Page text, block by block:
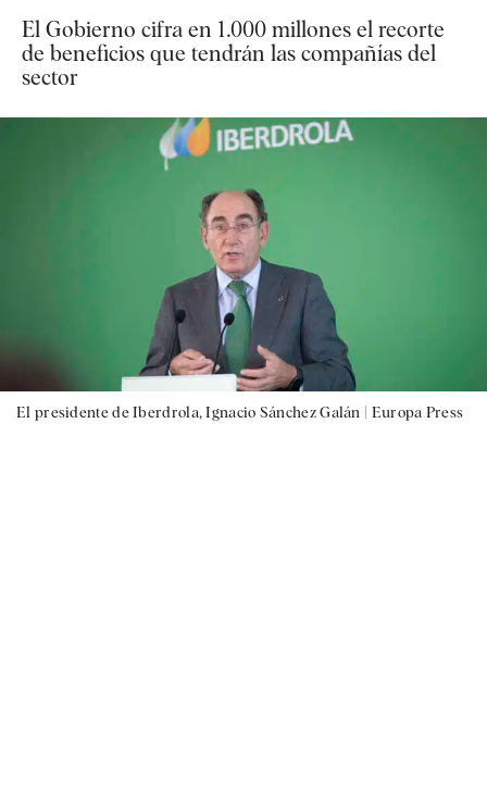
El Gobierno cifra en 1.000 millones el recorte
de beneficios que tendrán las compañías del
sector
El presidente de Iberdrola, Ignacio Sánchez Galán | Europa Press